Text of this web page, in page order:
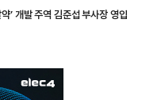
약’ 개발 주역 김준섭 부사장 영입